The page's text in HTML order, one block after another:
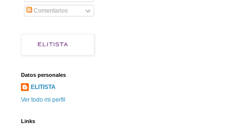
Comentarios
Datos personales
ELITISTA
Ver todo mi perfil
Links